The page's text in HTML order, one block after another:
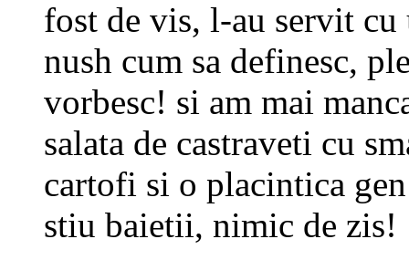
fost de vis, l-au servit
nush cum sa definesc,
vorbesc! si am mai
salata de castraveti cu
cartofi si o placintica
stiu baietii, nimic de zis!